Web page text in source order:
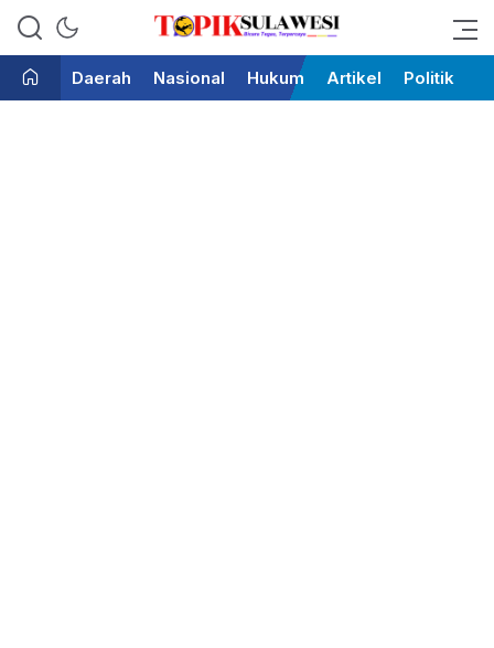
Topik Sulawesi
Bicara Tegas Terpercaya
Daerah
Nasional Hukum Artikel Politik